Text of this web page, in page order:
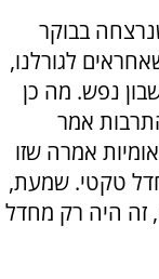
בבוקר
לגורלנו,
נפש. מה כן
אמר
אמרה שזו
טקטי. שמעת,
זה היה רק מחדל